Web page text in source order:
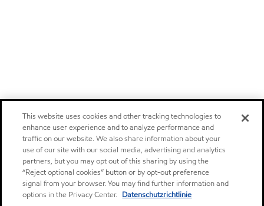
This website uses cookies and other tracking technologies to
enhance user experience and to analyze performance and
traffic on our website. We also share information about your
use of our site with our social media, advertising and analytics
partners, but you may opt out of this sharing by using the
“Reject optional cookies” button or by opt-out preference
signal from your browser. You may find further information and
options in the Privacy Center. Datenschutzrichtlinie